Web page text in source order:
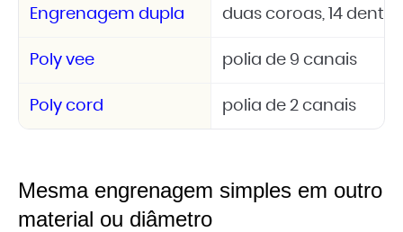
Engrenagem dupla duas coroas, 14
Poly vee polia de 9 canais
Poly cord polia de 2 canais
Mesma engrenagem simples em outro
material ou diâmetro